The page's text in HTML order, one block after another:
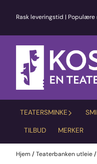
Rask leveringstid |
TEATERSMINKE
TILBUD MERKER
Hjem /Teaterbanken utleie/